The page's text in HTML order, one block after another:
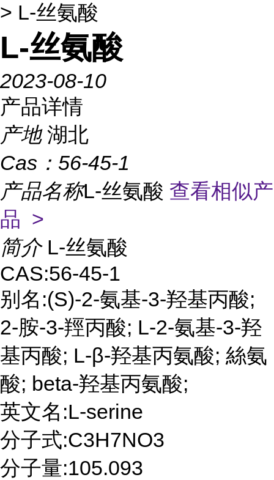
> L-丝氨酸
L-丝氨酸
2023-08-10
产品详情
产地 湖北
Cas： 56-45-1
产品名称L-丝氨酸 查看相似产
品 >
简介 L-丝氨酸
CAS:56-45-1
别名:(S)-2-氨基-3-羟基丙酸;
2-胺-3-羥丙酸; L-2-氨基-3-羟
基丙酸; L-β-羟基丙氨酸; 絲氨
酸; beta-羟基丙氨酸;
英文名:L-serine
分子式:C3H7NO3
分子量:105.093